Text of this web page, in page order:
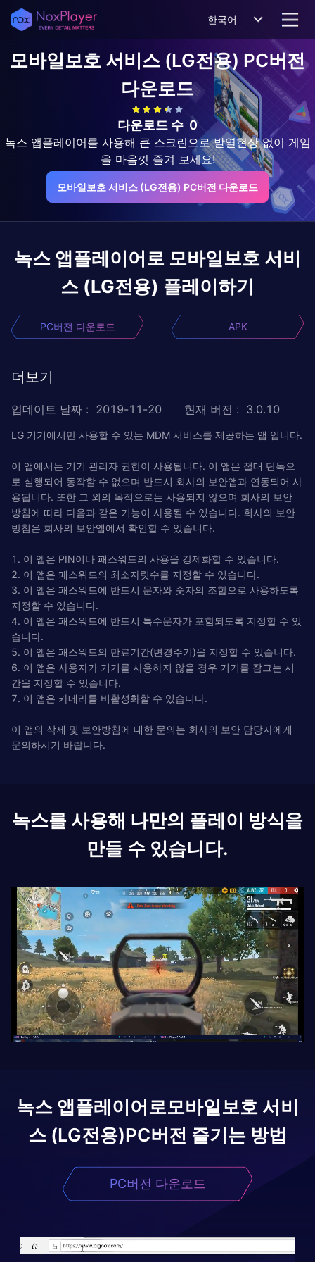
한국어
모바일보호 서비스 (LG전용) PC버전
다운로드
다운로드 수 0
녹스 앱플레이어를 사용해 큰 스크린으로 발열현상 없이 게임
을 마음껏 즐겨 보세요!
모바일보호 서비스 (LG전용) PC버전 다운로드
녹스 앱플레이어로 모바일보호 서비
스 (LG전용) 플레이하기
PC버전 다운로드 APK
더보기
업데이트 날짜 : 2019-11-20 현재 버전 : 3.0.10
LG 기기에서만 사용할 수 있는 MDM 서비스를 제공하는 앱 입니다.
이 앱에서는 기기 관리자 권한이 사용됩니다. 이 앱은 절대 단독으
로 실행되어 동작할 수 없으며 반드시 회사의 보안앱과 연동되어 사
용됩니다. 또한 그 외의 목적으로는 사용되지 않으며 회사의 보안
방침에 따라 다음과 같은 기능이 사용될 수 있습니다. 회사의 보안
방침은 회사의 보안앱에서 확인할 수 있습니다.
1. 이 앱은 PIN이나 패스워드의 사용을 강제화할 수 있습니다.
2. 이 앱은 패스워드의 최소자릿수를 지정할 수 있습니다.
3. 이 앱은 패스워드에 반드시 문자와 숫자의 조합으로 사용하도록
지정할 수 있습니다.
4. 이 앱은 패스워드에 반드시 특수문자가 포함되도록 지정할 수 있
습니다.
5. 이 앱은 패스워드의 만료기간(변경주기)을 지정할 수 있습니다.
6. 이 앱은 사용자가 기기를 사용하지 않을 경우 기기를 잠그는 시
간을 지정할 수 있습니다.
7. 이 앱은 카메라를 비활성화할 수 있습니다.
이 앱의 삭제 및 보안방침에 대한 문의는 회사의 보안 담당자에게
문의하시기 바랍니다.
녹스를 사용해 나만의 플레이 방식을
만들 수 있습니다.
녹스 앱플레이어로모바일보호 서비
스 (LG전용)PC버전 즐기는 방법
PC버전 다운로드